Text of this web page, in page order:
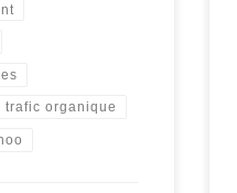
trafic organique